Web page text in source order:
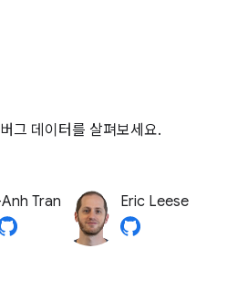
그 데이터를 살펴보세요.
Tran Eric Leese